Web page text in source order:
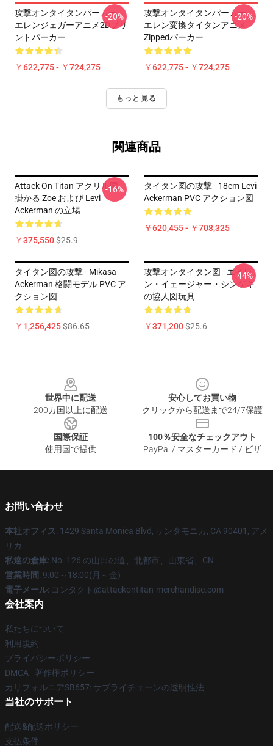
攻撃オンタイタンパーカー -
エレンジェガーアニメ2Dプリ
ントパーカー
￥622,775 - ￥724,275
-20%
攻撃オンタイタンパーカー -
エレン変換タイタンアニメ
Zippedパーカー
￥622,775 - ￥724,275
-20%
もっと見る
関連商品
Attack On Titan アクリル図:
掛かる Zoe および Levi
Ackerman の立場
￥375,550$25.9
-16%
タイタン図の攻撃 - 18cm Levi
Ackerman PVC アクション図
￥620,455 - ￥708,325
タイタン図の攻撃 - Mikasa
Ackerman 格闘モデル PVC ア
クション図
￥1,256,425$86.65
攻撃オンタイタン図 - エイレ
ン・イェージャー・シンゲキ
の協人図玩具
￥371,200$25.6
-44%
世界中に配送
200カ国以上に配送
安心してお買い物
クリックから配送まで24/7保護
国際保証
使用国で提供
100％安全なチェックアウト
PayPal / マスターカード / ビザ
お問い合わせ
本社オフィス: 1429 Santa Monica Blvd, サンタモニカ, CA 90401, アメ
リカ
私達の倉庫: No. 126 の山田の道、北都市、山東省、CN
営業時間: 9:00～18:00(月～金)
電子メール: コンタクト@attackontitan-merchandise.com
会社案内
私たちについて
利用規約
プライバシーポリシー
DMCA - 著作権ポリシー
カリフォルニアSB657: サプライチェーンの透明性法
当社のサポート
配送&配送ポリシー
支払条件